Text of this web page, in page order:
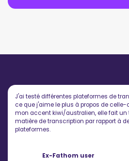
J'ai testé différentes plateformes de
ce que j'aime le plus à propos de
mon accent kiwi/australien, elle fait un
matière de transcription par rapport à
plateformes.
Ex-Fathom user